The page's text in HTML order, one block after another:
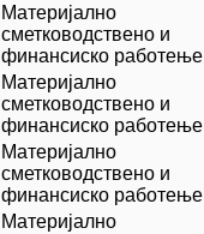
Материјално
сметководствено и
финансиско работење
Материјално
сметководствено и
финансиско работење
Материјално
сметководствено и
финансиско работење
Материјално